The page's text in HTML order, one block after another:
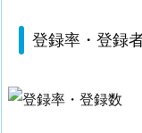
登録率・登録